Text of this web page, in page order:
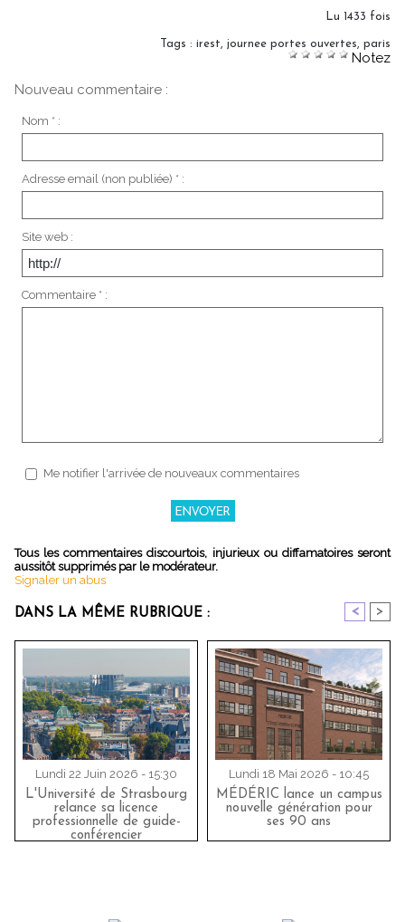
Lu 1433 fois
Tags : irest journee portes ouvertes paris
Notez
Nouveau commentaire :
Nom * :
Adresse email (non publiée) * :
Site web :
Commentaire * :
Me notifier l'arrivée de nouveaux commentaires
Tous les commentaires discourtois, injurieux ou diffamatoires seront
aussitôt supprimés par le modérateur.
Signaler un abus
DANS LA MÊME RUBRIQUE : < >
Lundi 22 Juin 2026 - 15:30
L'Université de Strasbourg
relance sa licence
professionnelle de guide-
conférencier
Lundi 18 Mai 2026 - 10:45
MÉDÉRIC lance un campus
nouvelle génération pour
ses 90 ans